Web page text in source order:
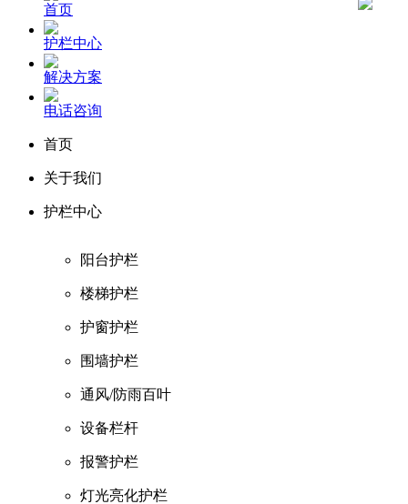
首页
护栏中心
解决方案
电话咨询
首页
关于我们
护栏中心
阳台护栏
楼梯护栏
护窗护栏
围墙护栏
通风/防雨百叶
设备栏杆
报警护栏
灯光亮化护栏